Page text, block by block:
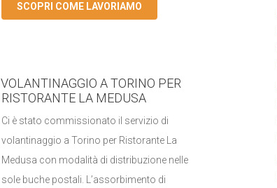
SCOPRI COME LAVORIAMO
VOLANTINAGGIO A TORINO PER
RISTORANTE LA MEDUSA
Ci è stato commissionato il servizio di
volantinaggio a Torino per Ristorante La
Medusa con modalità di distribuzione nelle
sole buche postali. L’assorbimento di